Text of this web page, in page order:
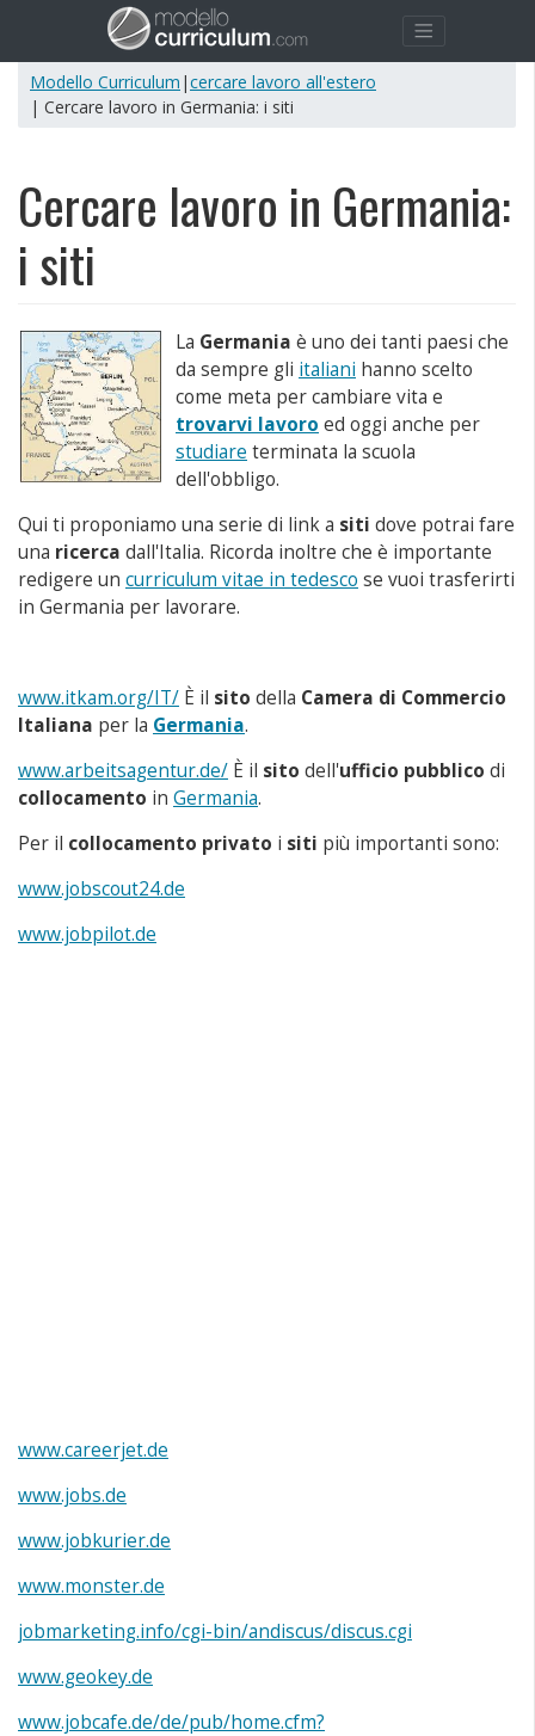
Modello Curriculum |cercare lavoro all'estero
| Cercare lavoro in Germania: i siti
Cercare lavoro in Germania:
i siti
La Germania è uno dei tanti paesi che
da sempre gli italiani hanno scelto
come meta per cambiare vita e
trovarvi lavoro ed oggi anche per
studiare terminata la scuola
dell'obbligo.
Qui ti proponiamo una serie di link a siti dove potrai fare
una ricerca dall'Italia. Ricorda inoltre che è importante
redigere un curriculum vitae in tedesco se vuoi trasferirti
in Germania per lavorare.
www.itkam.org/IT/ È il sito della Camera di Commercio
Italiana per la Germania.
www.arbeitsagentur.de/ È il sito dell'ufficio pubblico di
collocamento in Germania.
Per il collocamento privato i siti più importanti sono:
www.jobscout24.de
www.jobpilot.de
www.careerjet.de
www.jobs.de
www.jobkurier.de
www.monster.de
jobmarketing.info/cgi-bin/andiscus/discus.cgi
www.geokey.de
www.jobcafe.de/de/pub/home.cfm?